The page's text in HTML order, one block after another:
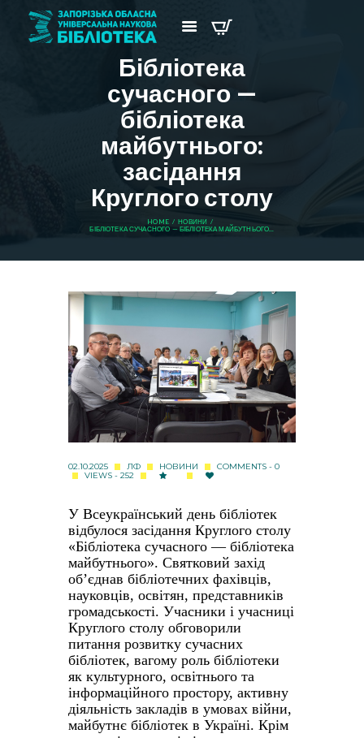
Бібліотека
сучасного —
бібліотека
майбутнього:
засідання
Круглого столу
HOME
НОВИНИ
БІБЛІОТЕКА СУЧАСНОГО — БІБЛІОТЕКА МАЙБУТНЬОГО...
02.10.2025 ЛФ НОВИНИ
COMMENTS - 0
VIEWS - 252
У Всеукраїнський день бібліотек
відбулося засідання Круглого столу
«Бібліотека сучасного — бібліотека
майбутнього». Святковий захід
об’єднав бібліотечних фахівців,
науковців, освітян, представників
громадськості. Учасники і учасниці
Круглого столу обговорили
питання розвитку сучасних
бібліотек, вагому роль бібліотеки
як культурного, освітнього та
інформаційного простору, активну
діяльність закладів в умовах війни,
майбутнє бібліотек в Україні. Крім